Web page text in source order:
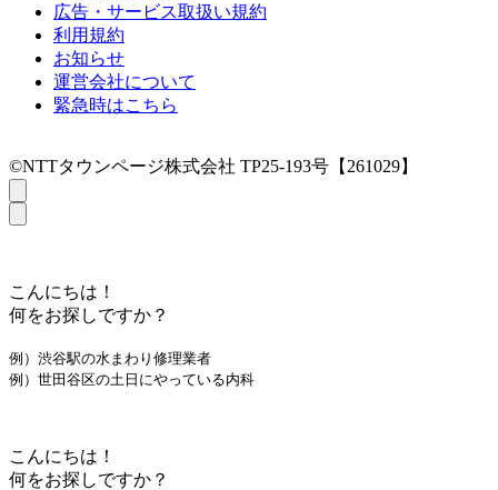
広告・サービス取扱い規約
利用規約
お知らせ
運営会社について
緊急時はこちら
©NTTタウンページ株式会社 TP25-193号【261029】
こんにちは！
何をお探しですか？
例）渋谷駅の水まわり修理業者
例）世田谷区の土日にやっている内科
こんにちは！
何をお探しですか？